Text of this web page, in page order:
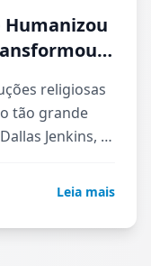
Humanizou
a
religiosas
tão grande
Jenkins, a
Leia mais